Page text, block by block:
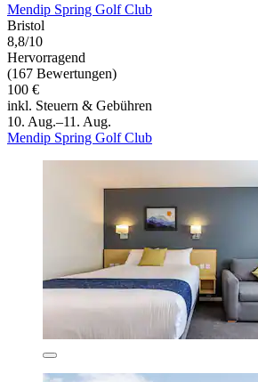
Mendip Spring Golf Club
Bristol
8,8/10
Hervorragend
(167 Bewertungen)
100 €
inkl. Steuern & Gebühren
10. Aug.–11. Aug.
Mendip Spring Golf Club